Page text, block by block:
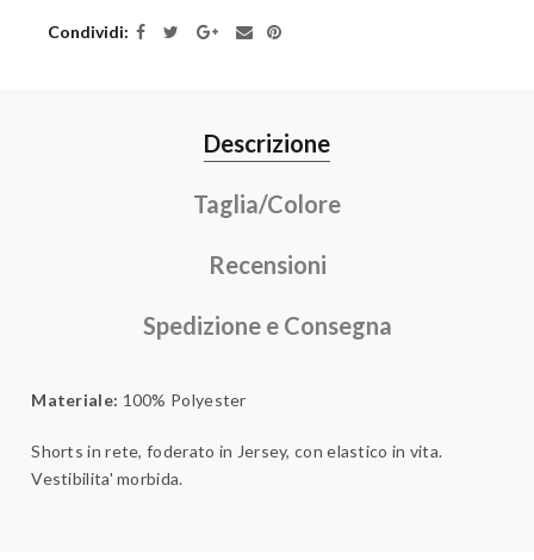
Condividi
Descrizione
Taglia/Colore
Recensioni
Spedizione e Consegna
Materiale: 100% Polyester
Shorts in rete, foderato in Jersey, con elastico in vita.
Vestibilita' morbida.